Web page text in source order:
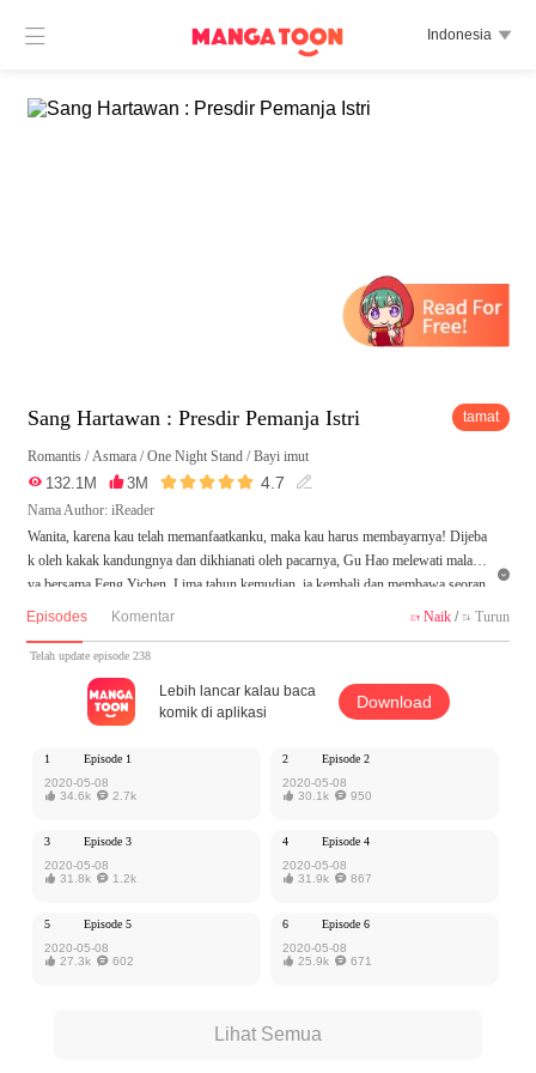
 Indonesia 
Sang Hartawan : Presdir Pemanja Istri tamat
Romantis / Asmara /One Night Stand /Bayi imut
 132.1M 3M  4.7 
Nama Author: iReader
Wanita, karena kau telah memanfaatkanku, maka kau harus membayarnya! Dijeba
k oleh kakak kandungnya dan dikhianati oleh pacarnya, Gu Hao melewati malamn
ya bersama Feng Yichen. Lima tahun kemudian, ia kembali dan membawa seoran
g anak bersamanya. Menjadi paparazi dan bertemu kembali, ia membongkar sifat a
Karya ini diterbitkan atas izin MangaToon iReader, isi konten hanyalah pandangan
pribadi pembuatnya, tidak mewakili MangaToon sendiri

Episodes Komentar  Naik/  Turun
Telah update episode 238
Lebih lancar kalau baca
komik di aplikasi
Download
1
Episode 1
2020-05-08
 34.6k 2.7k
2
Episode 2
2020-05-08
 30.1k 950
3
Episode 3
2020-05-08
 31.8k 1.2k
4
Episode 4
2020-05-08
 31.9k 867
5
Episode 5
2020-05-08
 27.3k 602
6
Episode 6
2020-05-08
 25.9k 671
Lihat Semua